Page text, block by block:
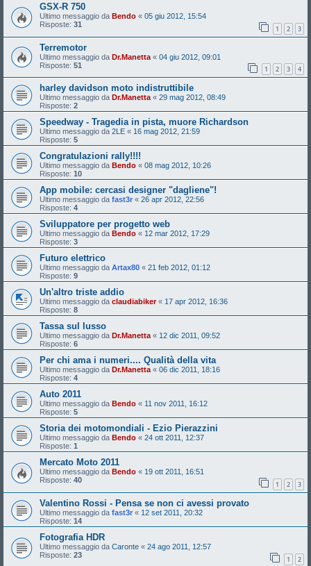
GSX-R 750
Ultimo messaggio da Bendo « 05 giu 2012, 15:54
Risposte: 31 1 2 3
Terremotor
Ultimo messaggio da Dr.Manetta « 04 giu 2012, 09:01
Risposte: 51 1 2 3 4
harley davidson moto indistruttibile
Ultimo messaggio da Dr.Manetta « 29 mag 2012, 08:49
Risposte: 2
Speedway - Tragedia in pista, muore Richardson
Ultimo messaggio da 2LE « 16 mag 2012, 21:59
Risposte: 5
Congratulazioni rally!!!!
Ultimo messaggio da Bendo « 08 mag 2012, 10:26
Risposte: 10
App mobile: cercasi designer "dagliene"!
Ultimo messaggio da fast3r « 26 apr 2012, 22:56
Risposte: 4
Sviluppatore per progetto web
Ultimo messaggio da Bendo « 12 mar 2012, 17:29
Risposte: 3
Futuro elettrico
Ultimo messaggio da Artax80 « 21 feb 2012, 01:12
Risposte: 9
Un'altro triste addio
Ultimo messaggio da claudiabiker« 17 apr 2012, 16:36
Risposte: 8
Tassa sul lusso
Ultimo messaggio da Dr.Manetta « 12 dic 2011, 09:52
Risposte: 6
Per chi ama i numeri.... Qualità della vita
Ultimo messaggio da Dr.Manetta « 06 dic 2011, 18:16
Risposte: 4
Auto 2011
Ultimo messaggio da Bendo « 11 nov 2011, 16:12
Risposte: 5
Storia dei motomondiali - Ezio Pierazzini
Ultimo messaggio da Bendo « 24 ott 2011, 12:37
Risposte: 1
Mercato Moto 2011
Ultimo messaggio da Bendo « 19 ott 2011, 16:51
Risposte: 40 1 2 3
Valentino Rossi - Pensa se non ci avessi provato
Ultimo messaggio da fast3r « 12 set 2011, 20:32
Risposte: 14
Fotografia HDR
Ultimo messaggio da Caronte « 24 ago 2011, 12:57
Risposte: 23 1 2